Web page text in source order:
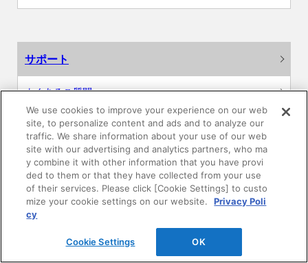
サポート
よくあるご質問
カタログ閲覧・資料請求
各種データダウンロード
WEB見積・各種シミュレーション
交換用部品の購入
We use cookies to improve your experience on our web
site, to personalize content and ads and to analyze our
traffic. We share information about your use of our web
site with our advertising and analytics partners, who ma
y combine it with other information that you have provi
ded to them or that they have collected from your use
of their services. Please click [Cookie Settings] to custo
mize your cookie settings on our website.
Privacy Poli
cy
Cookie Settings OK